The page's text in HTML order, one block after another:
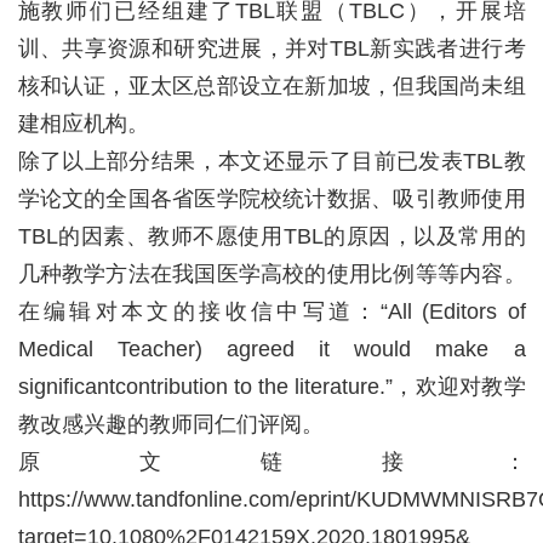
施教师们已经组建了TBL联盟（TBLC），开展培
训、共享资源和研究进展，并对TBL新实践者进行考
核和认证，亚太区总部设立在新加坡，但我国尚未组
建相应机构。
除了以上部分结果，本文还显示了目前已发表TBL教
学论文的全国各省医学院校统计数据、吸引教师使用
TBL的因素、教师不愿使用TBL的原因，以及常用的
几种教学方法在我国医学高校的使用比例等等内容。
在编辑对本文的接收信中写道：“All (Editors of
Medical Teacher) agreed it would make a
significantcontribution to the literature.”，欢迎对教学
教改感兴趣的教师同仁们评阅。
原文链接：
https://www.tandfonline.com/eprint/
target=10.1080%2F0142159X.2020.1801995&